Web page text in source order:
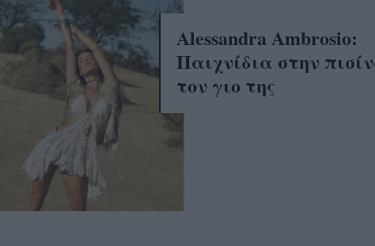
Alessandra Ambrosio:
Παιχνίδια στην
τον γιο της